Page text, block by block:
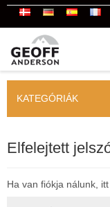
KATEGÓRIÁK
Elfelejtett
Ha van fiókja nálunk,